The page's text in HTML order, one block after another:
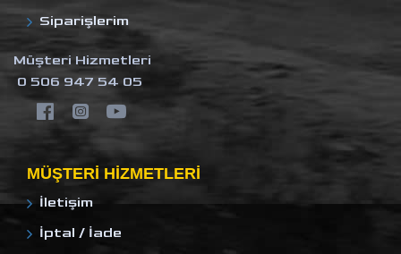
Siparişlerim
Müşteri Hizmetleri
0 506 947 54 05
MÜŞTERI HIZMETLERI
İletişim
İptal / İade